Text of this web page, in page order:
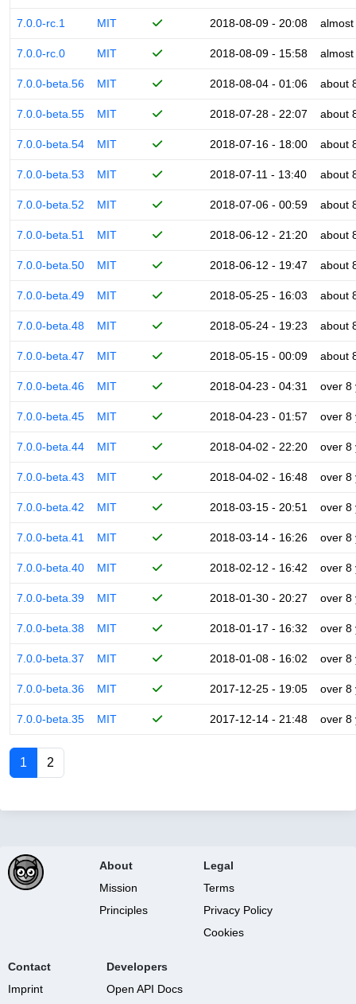
7.0.0-rc.1 MIT 2018-08-09 - 20:08
7.0.0-rc.0 MIT 2018-08-09 - 15:58
7.0.0-beta.56 MIT 2018-08-04 - 01:06 about
7.0.0-beta.55 MIT 2018-07-28 - 22:07 about
7.0.0-beta.54 MIT 2018-07-16 - 18:00 about
7.0.0-beta.53 MIT 2018-07-11 - 13:40 about
7.0.0-beta.52 MIT 2018-07-06 - 00:59 about
7.0.0-beta.51 MIT 2018-06-12 - 21:20 about
7.0.0-beta.50 MIT 2018-06-12 - 19:47 about
7.0.0-beta.49 MIT 2018-05-25 - 16:03 about
7.0.0-beta.48 MIT 2018-05-24 - 19:23 about
7.0.0-beta.47 MIT 2018-05-15 - 00:09 about
7.0.0-beta.46 MIT 2018-04-23 - 04:31 over 8
7.0.0-beta.45 MIT 2018-04-23 - 01:57 over 8
7.0.0-beta.44 MIT 2018-04-02 - 22:20 over 8
7.0.0-beta.43 MIT 2018-04-02 - 16:48 over 8
7.0.0-beta.42 MIT 2018-03-15 - 20:51 over 8
7.0.0-beta.41 MIT 2018-03-14 - 16:26 over 8
7.0.0-beta.40 MIT 2018-02-12 - 16:42 over 8
7.0.0-beta.39 MIT 2018-01-30 - 20:27 over 8
7.0.0-beta.38 MIT 2018-01-17 - 16:32 over 8
7.0.0-beta.37 MIT 2018-01-08 - 16:02 over 8
7.0.0-beta.36 MIT 2017-12-25 - 19:05 over 8
7.0.0-beta.35 MIT 2017-12-14 - 21:48 over 8
1 2
About
Mission
Principles
Legal
Terms
Privacy Policy
Cookies
Contact
Imprint
Developers
Open API Docs